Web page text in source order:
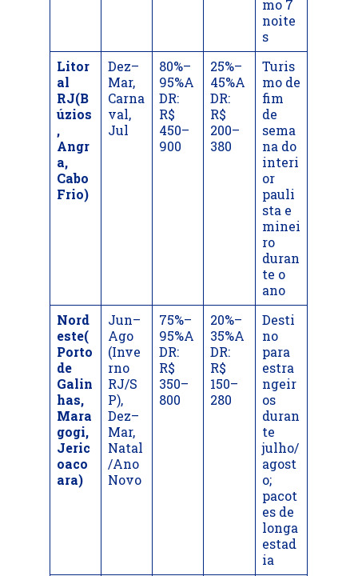
mo 7
noite
s
Litor
al
RJ(B
úzios
,
Angr
a,
Cabo
Frio)
Dez–
Mar,
Carna
val,
Jul
80%–
95%A
DR:
R$
450–
900
25%–
45%A
DR:
R$
200–
380
Turis
mo de
fim
de
sema
na do
interi
or
pauli
sta e
minei
ro
duran
te o
ano
Nord
este(
Porto
de
Galin
has,
Mara
gogi,
Jeric
oaco
ara)
Jun–
Ago
(Inve
rno
RJ/S
P),
Dez–
Mar,
Natal
/Ano
Novo
75%–
95%A
DR:
R$
350–
800
20%–
35%A
DR:
R$
150–
280
Desti
no
para
estra
ngeir
os
duran
te
julho/
agost
o;
pacot
es de
longa
estad
ia